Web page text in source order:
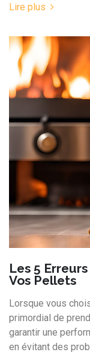
Lire plus
Les 5
Vos Pellets
Lorsque vous
primordial de
garantir une
en évitant des